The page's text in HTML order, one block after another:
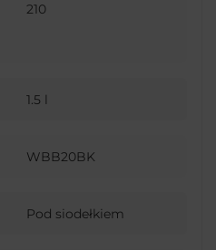
210
1.5 l
WBB20BK
Pod siodełkiem